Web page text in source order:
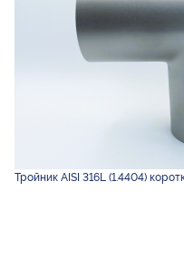
Тройник AISI 316L (1.4404)